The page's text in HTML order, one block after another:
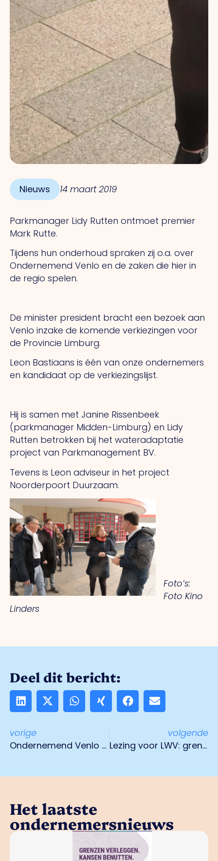
Nieuws 14 maart 2019
Parkmanager Lidy Rutten ontmoet premier
Mark Rutte.
Tijdens hun onderhoud spraken zij o.a. over
Ondernemend Venlo en de zaken die hier in
de regio spelen.
De minister president bracht een bezoek aan
Venlo inzake de komende verkiezingen voor
de Provincie Limburg.
Leon Bastiaans is één van onze ondernemers
en kandidaat op de verkiezingslijst.
Hij is samen met Janine Rissenbeek
(parkmanager Midden-Limburg) en Lidy
Rutten betrokken bij het wateradaptatie
project van Parkmanagement BV.
Tevens is Leon adviseur in het project
Noorderpoort Duurzaam.
Foto’s:
Foto Kino
Linders
Deel dit bericht:
vorige
Ondernemend Venlo strijdt voor heropening afrit 12 op de A73
volgende
Lezing voor LWV: grensoverschrijdend zakendoen
Het laatste
ondernemersnieuws